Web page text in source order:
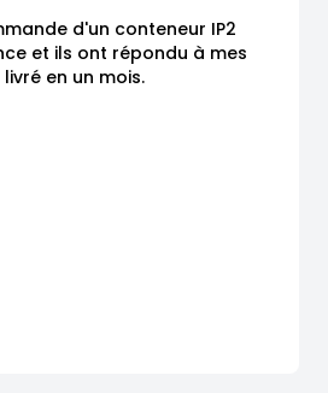
d'un conteneur IP2
et ils ont répondu à mes
en un mois.